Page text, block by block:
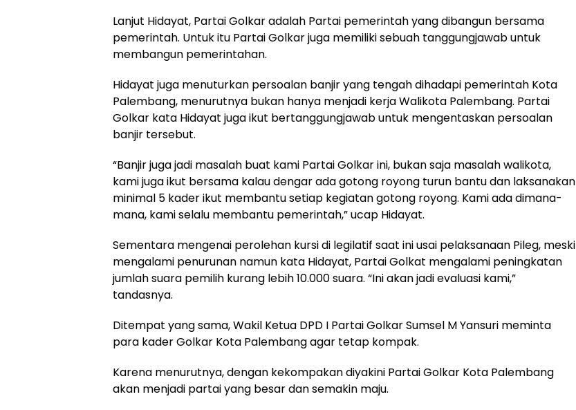
Lanjut Hidayat, Partai Golkar adalah Partai pemerintah yang dibangun bersama
pemerintah. Untuk itu Partai Golkar juga memiliki sebuah tanggungjawab untuk
membangun pemerintahan.
Hidayat juga menuturkan persoalan banjir yang tengah dihadapi pemerintah Kota
Palembang, menurutnya bukan hanya menjadi kerja Walikota Palembang. Partai
Golkar kata Hidayat juga ikut bertanggungjawab untuk mengentaskan persoalan
banjir tersebut.
“Banjir juga jadi masalah buat kami Partai Golkar ini, bukan saja masalah walikota,
kami juga ikut bersama kalau dengar ada gotong royong turun bantu dan laksanakan
minimal 5 kader ikut membantu setiap kegiatan gotong royong. Kami ada dimana-
mana, kami selalu membantu pemerintah,” ucap Hidayat.
Sementara mengenai perolehan kursi di legilatif saat ini usai pelaksanaan Pileg, meski
mengalami penurunan namun kata Hidayat, Partai Golkat mengalami peningkatan
jumlah suara pemilih kurang lebih 10.000 suara. “Ini akan jadi evaluasi kami,”
tandasnya.
Ditempat yang sama, Wakil Ketua DPD I Partai Golkar Sumsel M Yansuri meminta
para kader Golkar Kota Palembang agar tetap kompak.
Karena menurutnya, dengan kekompakan diyakini Partai Golkar Kota Palembang
akan menjadi partai yang besar dan semakin maju.